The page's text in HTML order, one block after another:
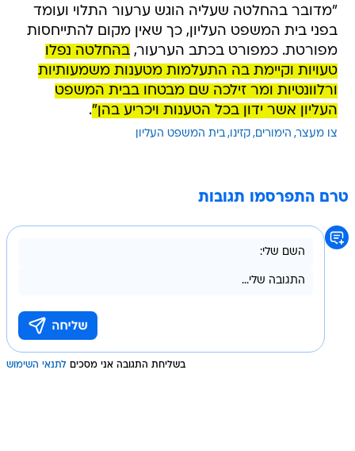
"מדובר בהחלטה שעליה הוגש ערעור התלוי ועומד
בפני בית המשפט העליון, כך שאין מקום להתייחסות
מפורטת. כמפורט בכתב הערעור,בהחלטה נפלו
טעויות וקיימת בה התעלמות מטענות משמעותיות
ורלוונטיות ומר זילכה שם מבטחו בבית המשפט
העליון אשר ידון בכל הטענות ויכריע בהן".
צו מעצר הימורים קזינו בית המשפט העליון
טרם התפרסמו תגובות
בשליחת התגובה אני מסכים לתנאי השימוש